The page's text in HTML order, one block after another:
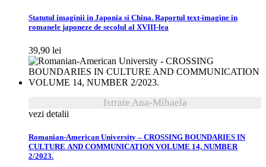
Statutul imaginii in Japonia si China. Raportul text-imagine in
romanele japoneze de secolul al XVIII-lea
39,90 lei
Istrate Ana-Mihaela
vezi detalii
Romanian-American University – CROSSING BOUNDARIES IN
CULTURE AND COMMUNICATION VOLUME 14, NUMBER
2/2023.